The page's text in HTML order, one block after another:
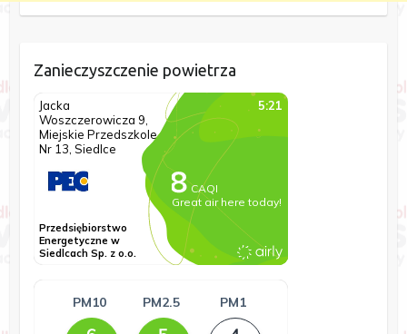
Zanieczyszczenie powietrza